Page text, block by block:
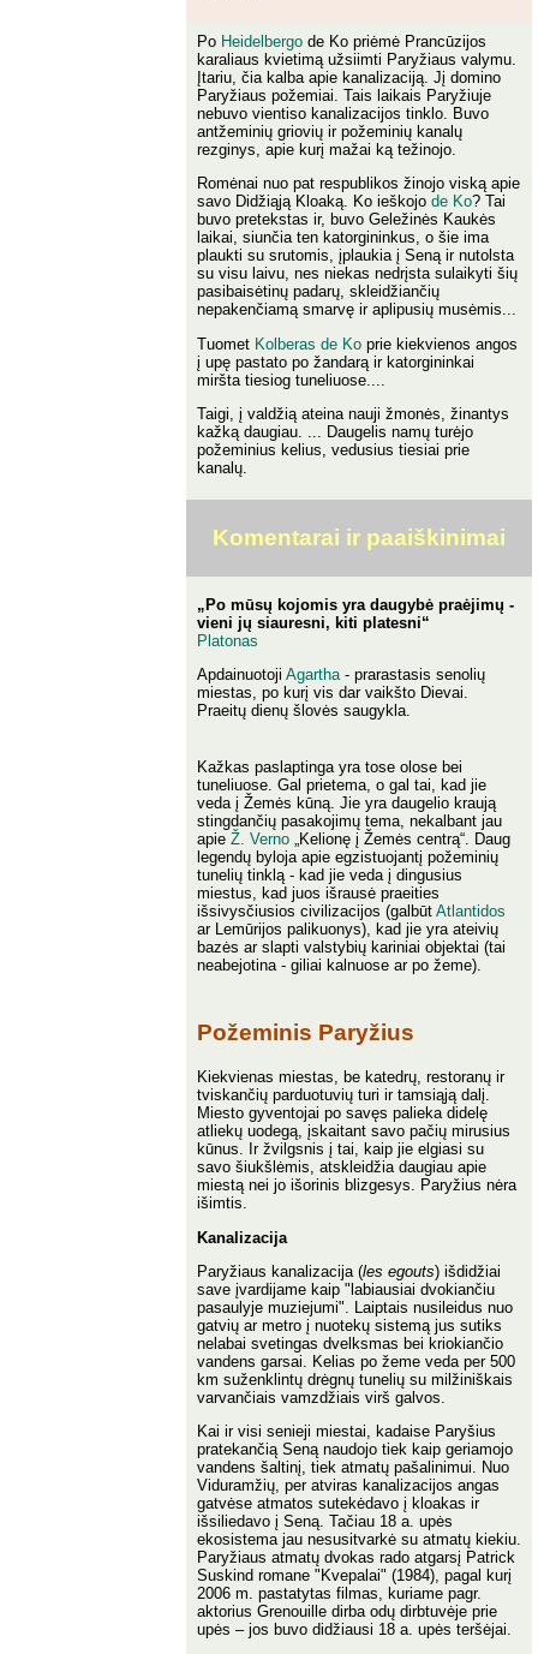
Po Heidelbergo de Ko priėmė Prancūzijos
karaliaus kvietimą užsiimti Paryžiaus valymu.
Įtariu, čia kalba apie kanalizaciją. Jį domino
Paryžiaus požemiai. Tais laikais Paryžiuje
nebuvo vientiso kanalizacijos tinklo. Buvo
antžeminių griovių ir požeminių kanalų
rezginys, apie kurį mažai ką težinojo.
Romėnai nuo pat respublikos žinojo viską apie
savo Didžiąją Kloaką. Ko ieškojo de Ko? Tai
buvo pretekstas ir, buvo Geležinės Kaukės
laikai, siunčia ten katorgininkus, o šie ima
plaukti su srutomis, įplaukia į Seną ir nutolsta
su visu laivu, nes niekas nedrįsta sulaikyti šių
pasibaisėtinų padarų, skleidžiančių
nepakenčiamą smarvę ir aplipusių musėmis...
Tuomet Kolberas de Ko prie kiekvienos angos
į upę pastato po žandarą ir katorgininkai
miršta tiesiog tuneliuose....
Taigi, į valdžią ateina nauji žmonės, žinantys
kažką daugiau. ... Daugelis namų turėjo
požeminius kelius, vedusius tiesiai prie
kanalų.
Komentarai ir paaiškinimai
„Po mūsų kojomis yra daugybė praėjimų -
vieni jų siauresni, kiti platesni“
Platonas
Apdainuotoji Agartha- prarastasis senolių
miestas, po kurį vis dar vaikšto Dievai.
Praeitų dienų šlovės saugykla.
Kažkas paslaptinga yra tose olose bei
tuneliuose. Gal prietema, o gal tai, kad jie
veda į Žemės kūną. Jie yra daugelio kraują
stingdančių pasakojimų tema, nekalbant jau
apie Ž. Verno „Kelionę į Žemės centrą“. Daug
legendų byloja apie egzistuojantį požeminių
tunelių tinklą - kad jie veda į dingusius
miestus, kad juos išrausė praeities
išsivysčiusios civilizacijos (galbūt Atlantidos
ar Lemūrijos palikuonys), kad jie yra ateivių
bazės ar slapti valstybių kariniai objektai (tai
neabejotina - giliai kalnuose ar po žeme).
Požeminis Paryžius
Kiekvienas miestas, be katedrų, restoranų ir
tviskančių parduotuvių turi ir tamsiąją dalį.
Miesto gyventojai po savęs palieka didelę
atliekų uodegą, įskaitant savo pačių mirusius
kūnus. Ir žvilgsnis į tai, kaip jie elgiasi su
savo šiukšlėmis, atskleidžia daugiau apie
miestą nei jo išorinis blizgesys. Paryžius nėra
išimtis.
Kanalizacija
Paryžiaus kanalizacija (les egouts) išdidžiai
save įvardijame kaip "labiausiai dvokiančiu
pasaulyje muziejumi". Laiptais nusileidus nuo
gatvių ar metro į nuotekų sistemą jus sutiks
nelabai svetingas dvelksmas bei kriokiančio
vandens garsai. Kelias po žeme veda per 500
km suženklintų drėgnų tunelių su milžiniškais
varvančiais vamzdžiais virš galvos.
Kai ir visi senieji miestai, kadaise Paryšius
pratekančią Seną naudojo tiek kaip geriamojo
vandens šaltinį, tiek atmatų pašalinimui. Nuo
Viduramžių, per atviras kanalizacijos angas
gatvėse atmatos sutekėdavo į kloakas ir
išsiliedavo į Seną. Tačiau 18 a. upės
ekosistema jau nesusitvarkė su atmatų kiekiu.
Paryžiaus atmatų dvokas rado atgarsį Patrick
Suskind romane "Kvepalai" (1984), pagal kurį
2006 m. pastatytas filmas, kuriame pagr.
aktorius Grenouille dirba odų dirbtuvėje prie
upės – jos buvo didžiausi 18 a. upės teršėjai.